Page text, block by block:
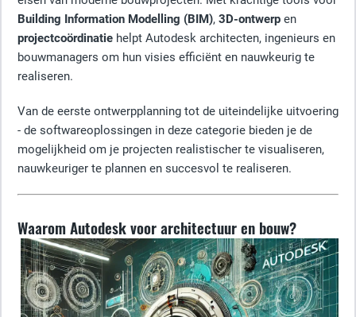
Building Information Modelling (BIM), 3D-ontwerp en
projectcoördinatie helpt Autodesk architecten, ingenieurs en
bouwmanagers om hun visies efficiënt en nauwkeurig te
realiseren.
Van de eerste ontwerpplanning tot de uiteindelijke uitvoering
- de softwareoplossingen in deze categorie bieden je de
mogelijkheid om je projecten realistischer te visualiseren,
nauwkeuriger te plannen en succesvol te realiseren.
Waarom Autodesk voor architectuur en bouw?